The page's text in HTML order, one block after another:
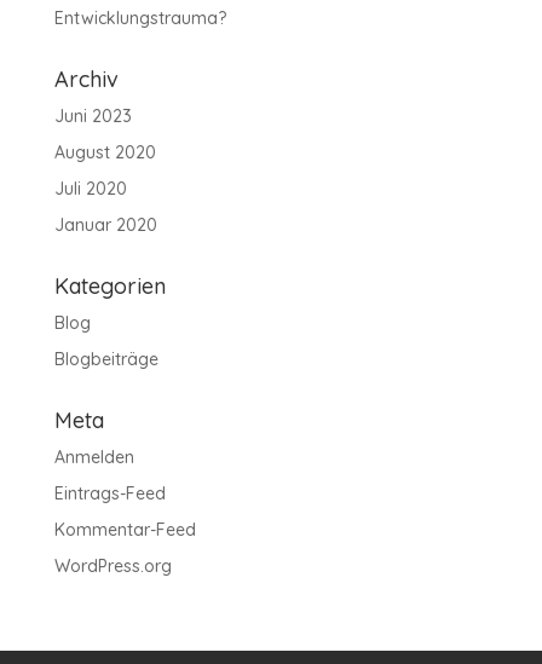
Entwicklungstrauma?
Archiv
Juni 2023
August 2020
Juli 2020
Januar 2020
Kategorien
Blog
Blogbeiträge
Meta
Anmelden
Eintrags-Feed
Kommentar-Feed
WordPress.org